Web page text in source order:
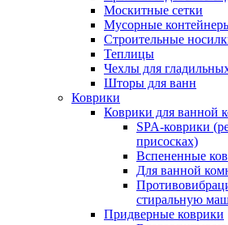
Москитные сетки
Мусорные
Строительные
Теплицы
Чехлы для
Шторы для ванн
Коврики
Коврики для ванной
SPA-коврики
присосках)
Вспененные
Для ванной
стиральную
Придверные коврики